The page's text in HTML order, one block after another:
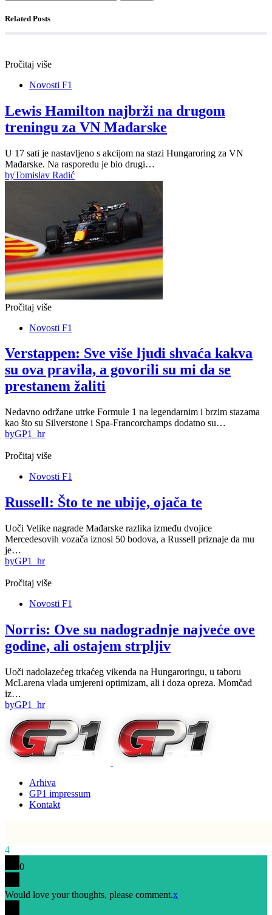
Related Posts
Pročitaj više
Novosti F1
Lewis Hamilton najbrži na drugom
treningu za VN Mađarske
U 17 sati je nastavljeno s akcijom na stazi Hungaroring za VN
Mađarske. Na rasporedu je bio drugi…
byTomislav Radić
Pročitaj više
Novosti F1
Verstappen: Sve više ljudi shvaća kakva
su ova pravila, a govorili su mi da se
prestanem žaliti
Nedavno održane utrke Formule 1 na legendarnim i brzim stazama
kao što su Silverstone i Spa-Francorchamps dodatno su…
byGP1_hr
Pročitaj više
Novosti F1
Russell: Što te ne ubije, ojača te
Uoči Velike nagrade Mađarske razlika između dvojice
Mercedesovih vozača iznosi 50 bodova, a Russell priznaje da mu
je…
byGP1_hr
Pročitaj više
Novosti F1
Norris: Ove su nadogradnje najveće ove
godine, ali ostajem strpljiv
Uoči nadolazećeg trkaćeg vikenda na Hungaroringu, u taboru
McLarena vlada umjereni optimizam, ali i doza opreza. Momčad
iz…
byGP1_hr
Arhiva
GP1 impressum
Kontakt
4
0
Would love your thoughts, please comment.x